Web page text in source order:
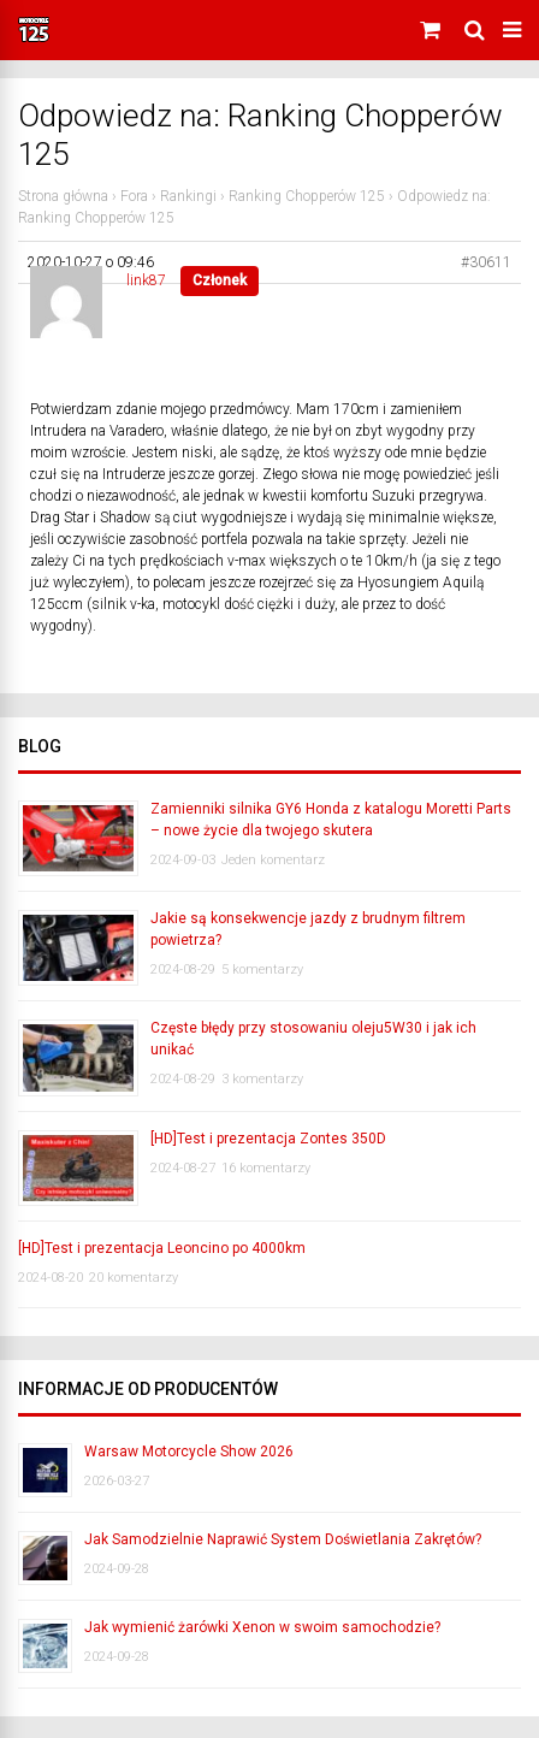
Odpowiedz na: Ranking Chopperów
125
Strona główna › Fora › Rankingi › Ranking Chopperów 125 › Odpowiedz na:
Ranking Chopperów 125
2020-10-27 o 09:46
#30611
link87
Członek
Potwierdzam zdanie mojego przedmówcy. Mam 170cm i zamieniłem
Intrudera na Varadero, właśnie dlatego, że nie był on zbyt wygodny przy
moim wzroście. Jestem niski, ale sądzę, że ktoś wyższy ode mnie będzie
czuł się na Intruderze jeszcze gorzej. Złego słowa nie mogę powiedzieć jeśli
chodzi o niezawodność, ale jednak w kwestii komfortu Suzuki przegrywa.
Drag Star i Shadow są ciut wygodniejsze i wydają się minimalnie większe,
jeśli oczywiście zasobność portfela pozwala na takie sprzęty. Jeżeli nie
zależy Ci na tych prędkościach v-max większych o te 10km/h (ja się z tego
już wyleczyłem), to polecam jeszcze rozejrzeć się za Hyosungiem Aquilą
125ccm (silnik v-ka, motocykl dość ciężki i duży, ale przez to dość
wygodny).
BLOG
Zamienniki silnika GY6 Honda z katalogu Moretti Parts
– nowe życie dla twojego skutera
2024-09-03 Jeden komentarz
Jakie są konsekwencje jazdy z brudnym filtrem
powietrza?
2024-08-29 5 komentarzy
Częste błędy przy stosowaniu oleju5W30 i jak ich
unikać
2024-08-29 3 komentarzy
[HD]Test i prezentacja Zontes 350D
2024-08-27 16 komentarzy
[HD]Test i prezentacja Leoncino po 4000km
2024-08-20 20 komentarzy
INFORMACJE OD PRODUCENTÓW
Warsaw Motorcycle Show 2026
2026-03-27
Jak Samodzielnie Naprawić System Doświetlania Zakrętów?
2024-09-28
Jak wymienić żarówki Xenon w swoim samochodzie?
2024-09-28